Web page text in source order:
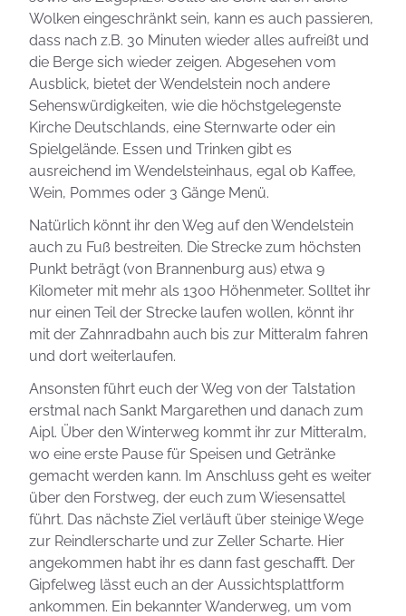
Wolken eingeschränkt sein, kann es auch passieren,
dass nach z.B. 30 Minuten wieder alles aufreißt und
die Berge sich wieder zeigen. Abgesehen vom
Ausblick, bietet der Wendelstein noch andere
Sehenswürdigkeiten, wie die höchstgelegenste
Kirche Deutschlands, eine Sternwarte oder ein
Spielgelände. Essen und Trinken gibt es
ausreichend im Wendelsteinhaus, egal ob Kaffee,
Wein, Pommes oder 3 Gänge Menü.
Natürlich könnt ihr den Weg auf den Wendelstein
auch zu Fuß bestreiten. Die Strecke zum höchsten
Punkt beträgt (von Brannenburg aus) etwa 9
Kilometer mit mehr als 1300 Höhenmeter. Solltet ihr
nur einen Teil der Strecke laufen wollen, könnt ihr
mit der Zahnradbahn auch bis zur Mitteralm fahren
und dort weiterlaufen.
Ansonsten führt euch der Weg von der Talstation
erstmal nach Sankt Margarethen und danach zum
Aipl. Über den Winterweg kommt ihr zur Mitteralm,
wo eine erste Pause für Speisen und Getränke
gemacht werden kann. Im Anschluss geht es weiter
über den Forstweg, der euch zum Wiesensattel
führt. Das nächste Ziel verläuft über steinige Wege
zur Reindlerscharte und zur Zeller Scharte. Hier
angekommen habt ihr es dann fast geschafft. Der
Gipfelweg lässt euch an der Aussichtsplattform
ankommen. Ein bekannter Wanderweg, um vom